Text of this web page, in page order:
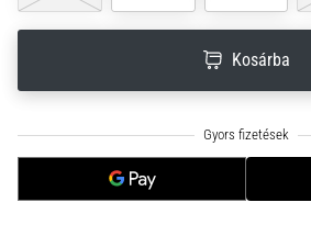
készíts
atlétika,
vonz
Kosárba